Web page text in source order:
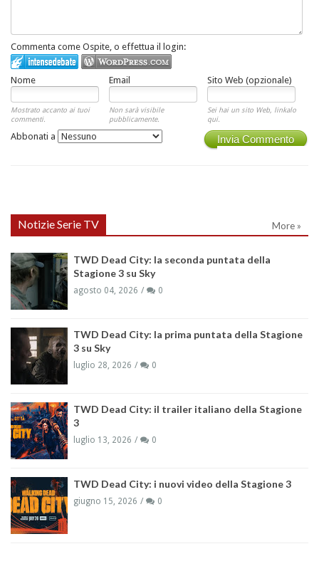
Commenta come Ospite, o effettua il login:
Nome Email Sito Web (opzionale)
Mostrato accanto ai tuoi
commenti.
Non sarà visibile
pubblicamente.
Sei hai un sito Web, linkalo
qui.
Invia Commento
Abbonati a
Notizie Serie TV More »
TWD Dead City: la seconda puntata della
Stagione 3 su Sky
agosto 04, 2026 0
TWD Dead City: la prima puntata della Stagione
3 su Sky
luglio 28, 2026 0
TWD Dead City: il trailer italiano della Stagione
3
luglio 13, 2026 0
TWD Dead City: i nuovi video della Stagione 3
giugno 15, 2026 0